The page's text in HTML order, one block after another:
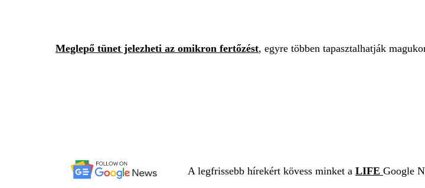
Meglepő tünet jelezheti az omikron fertőzést, egyre többen tapasztalhatják
A legfrissebb hírekért kövess minket a LIFE Google